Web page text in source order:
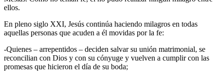
ellos.
En pleno siglo XXI, Jesús continúa haciendo milagros en todas
aquellas personas que acuden a él movidas por la fe:
-Quienes – arrepentidos – deciden salvar su unión matrimonial, se
reconcilian con Dios y con su cónyuge y vuelven a cumplir con las
promesas que hicieron el día de su boda;